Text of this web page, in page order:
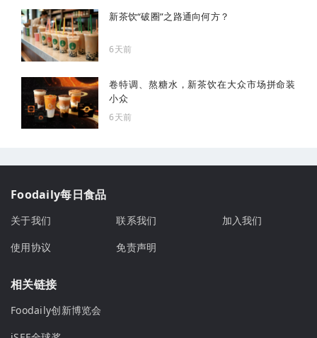
新茶饮“破圈”之路通向何方？
6天前
卷特调、熬糖水，新茶饮在大众市场拼命装
小众
6天前
Foodaily每日食品
关于我们 联系我们
加入我们
使用协议
免责声明
相关链接
Foodaily创新博览会